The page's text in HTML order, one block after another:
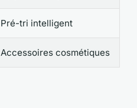
Pré-tri intelligent
Accessoires cosmétiques